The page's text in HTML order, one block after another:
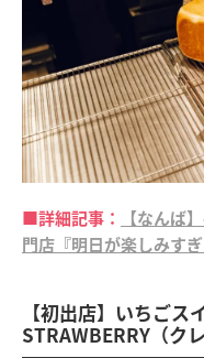
■詳細記事：
【なんば
門店『明日が楽しみす
【初出店】いちごス
STRAWBERRY（ク